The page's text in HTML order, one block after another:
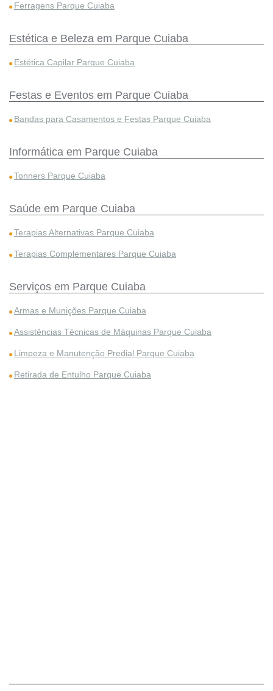
Ferragens Parque Cuiaba
Estética e Beleza em Parque Cuiaba
Estética Capilar Parque Cuiaba
Festas e Eventos em Parque Cuiaba
Bandas para Casamentos e Festas Parque Cuiaba
Informática em Parque Cuiaba
Tonners Parque Cuiaba
Saúde em Parque Cuiaba
Terapias Alternativas Parque Cuiaba
Terapias Complementares Parque Cuiaba
Serviços em Parque Cuiaba
Armas e Munições Parque Cuiaba
Assistências Técnicas de Máquinas Parque Cuiaba
Limpeza e Manutenção Predial Parque Cuiaba
Retirada de Entulho Parque Cuiaba